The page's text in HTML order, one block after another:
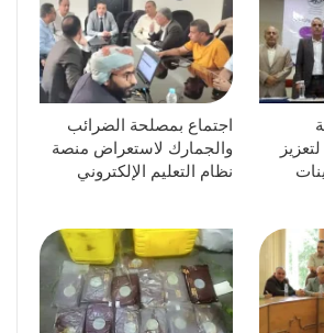
اجتماع بمصلحة الضرائب
والجمارك لاستعراض منصة
نظام التعليم الإلكتروني